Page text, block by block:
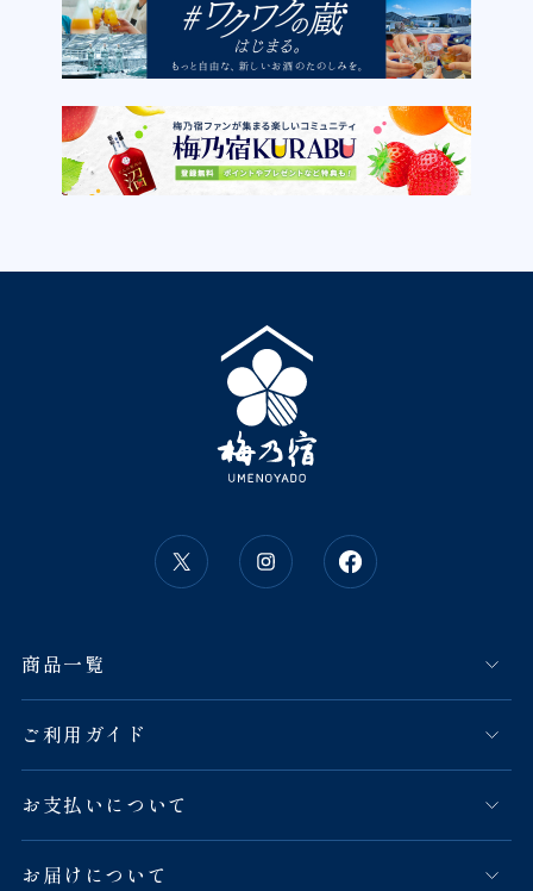
商品一覧
ご利用ガイド
お支払いについて
お届けについて